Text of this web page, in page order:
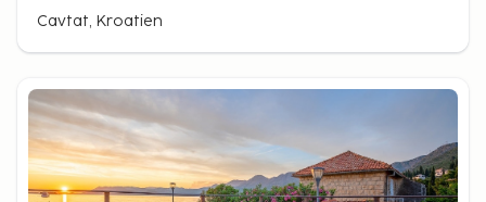
Cavtat, Kroatien